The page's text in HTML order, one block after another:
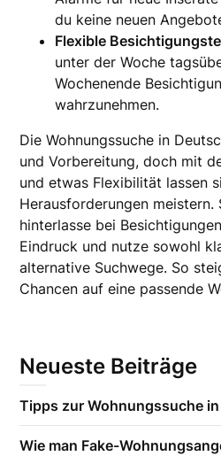
du keine neuen
Flexible
unter der Woche
Wochenende
wahrzunehmen.
Die Wohnungssuche in
und Vorbereitung, doch mit
und etwas Flexibilität lassen
Herausforderungen
hinterlasse bei
Eindruck und nutze sowohl
alternative Suchwege. So
Chancen auf eine passende
Neueste Beiträge
Tipps zur Wohnungssuche
Wie man Fake-